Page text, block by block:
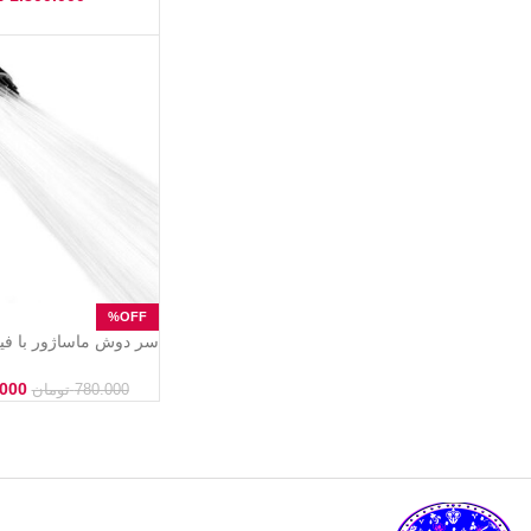
سر دوش ماساژور با
780.000 تومان